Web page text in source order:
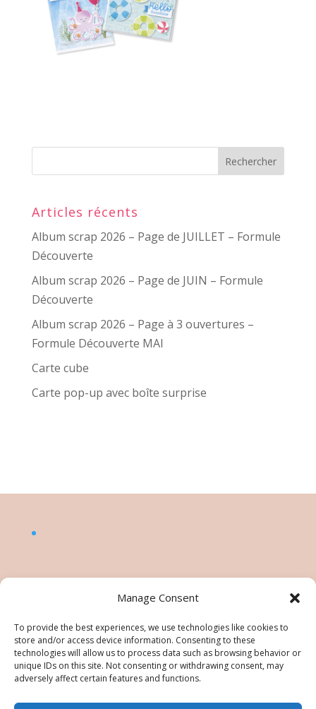
Manage Consent
To provide the best experiences, we use technologies like cookies to
store and/or access device information. Consenting to these
technologies will allow us to process data such as browsing behavior or
unique IDs on this site. Not consenting or withdrawing consent, may
adversely affect certain features and functions.
Articles récents
Album scrap 2026 – Page de JUILLET – Formule
Découverte
Album scrap 2026 – Page de JUIN – Formule
Découverte
Album scrap 2026 – Page à 3 ouvertures –
Formule Découverte MAI
Carte cube
Carte pop-up avec boîte surprise